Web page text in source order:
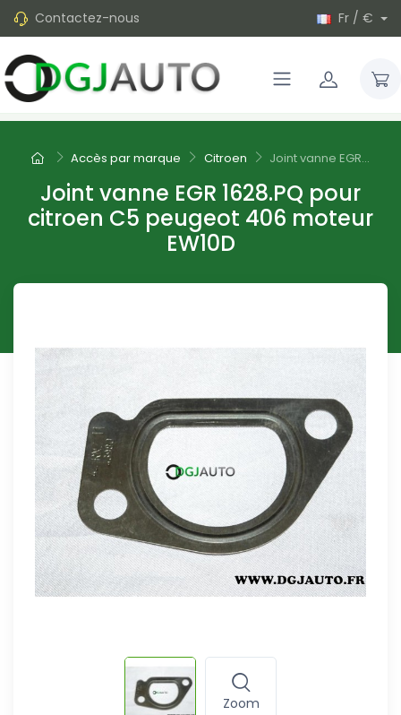
Contactez-nous Fr / €
Accès par marque Citroen Joint vanne EGR...
Joint vanne EGR 1628.PQ pour
citroen C5 peugeot 406 moteur
EW10D
Zoom